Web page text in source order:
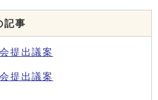
記事
提出議案
提出議案